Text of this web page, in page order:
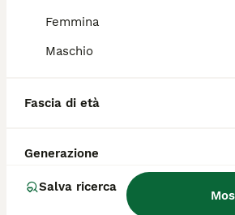
Femmina
Maschio
Fascia di età
Generazione
Salva ricerca
incidono sul pedigree.
Bull Terrier Miniature?
Quanto dura un Bull
Miniature?